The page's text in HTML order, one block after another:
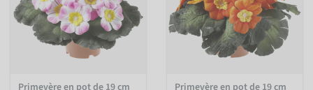
Primevère en pot de 19 cm Primevère en pot de 19 cm